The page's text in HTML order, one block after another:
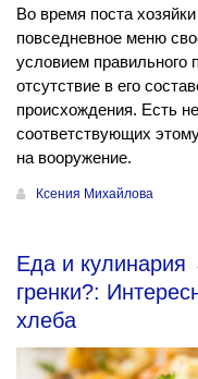
Во время поста
повседневное меню
условием правильного
отсутствие в его
происхождения. Есть
соответствующих
на вооружение.
Ксения Михайлова
Еда и кулинария
гренки?:
хлеба